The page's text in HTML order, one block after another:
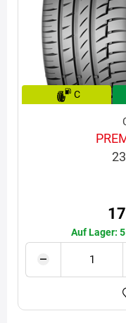
C
Auf Lager: